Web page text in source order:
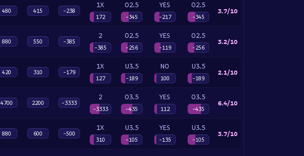
480 415 -238
1X
172
O2.5
-345
YES
-217
O2.5
-345
3.7/10
880 550 -385
2
-385
O2.5
-256
YES
-119
O2.5
-256
3.2/10
420 310 -179
1X
127
U3.5
-189
NO
100
U3.5
-189
2.1/10
4700 2200 -3333
2
-3333
O3.5
-435
YES
112
O3.5
-435
6.4/10
880 600 -500
1X
310
U3.5
-105
YES
-135
U3.5
-105
3.7/10